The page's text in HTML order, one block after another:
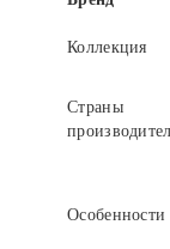
Коллекция
Страны
Особенности